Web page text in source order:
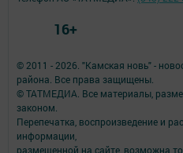
© 2011 - 2026. "Камская новь" -
района. Все права защищены.
© ТАТМЕДИА. Все материалы,
законом.
Перепечатка, воспроизведение и
информации,
размещенной на сайте, возможна
16+